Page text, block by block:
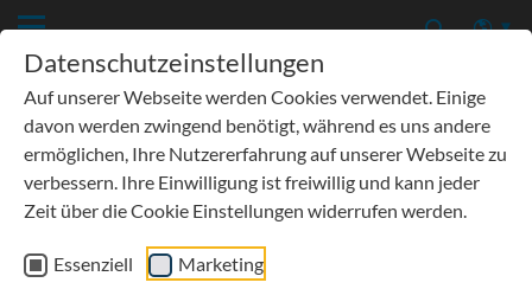
Datenschutzeinstellungen
Auf unserer Webseite werden Cookies verwendet. Einige
davon werden zwingend benötigt, während es uns andere
ermöglichen, Ihre Nutzererfahrung auf unserer Webseite zu
verbessern. Ihre Einwilligung ist freiwillig und kann jeder
Zeit über die Cookie Einstellungen widerrufen werden.
Essenziell Marketing